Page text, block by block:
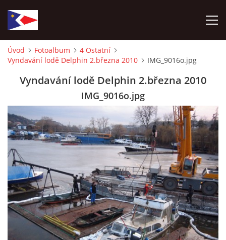
ÚVOD
NÁBOR NOVÝCH ČLENŮ
HISTORIE
SOUČASNOST
VIZE BUDOUCNOSTI
FOTOALBUM
Úvod Fotoalbum
4 Ostatní
Vyndavání lodě Delphin 2.března 2010
IMG_9016o.jpg
Vyndavání lodě Delphin 2.března 2010
IMG_9016o.jpg